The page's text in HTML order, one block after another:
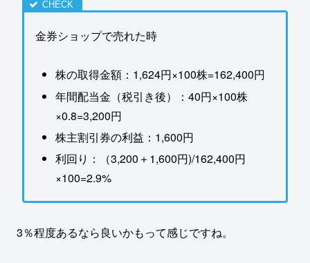
金券ショップで売れた時
株の取得金額：1,624円×100株=162,400円
年間配当金（税引き後）：40円×100株
×0.8=3,200円
株主割引券の利益：1,600円
利回り：（3,200＋1,600円)/162,400円
×100=2.9%
3％程度あるなら良いかもって感じですね。